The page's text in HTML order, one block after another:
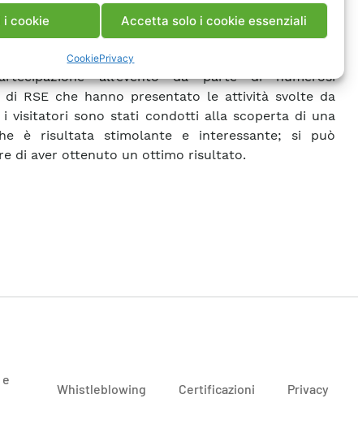
cookie Accetta solo i cookie essenziali
CookiePrivacy
oltre 60 visitatori hanno avuto modo di apprezzare
le importanti attività di ricerca svolte e le
presenti presso la sede RSE di Piacenza.
all’evento da parte di numerosi
RSE che hanno presentato le attività svolte da
i visitatori sono stati condotti alla scoperta di una
è risultata stimolante e interessante; si può
di aver ottenuto un ottimo risultato.
Whistleblowing Certificazioni Privacy